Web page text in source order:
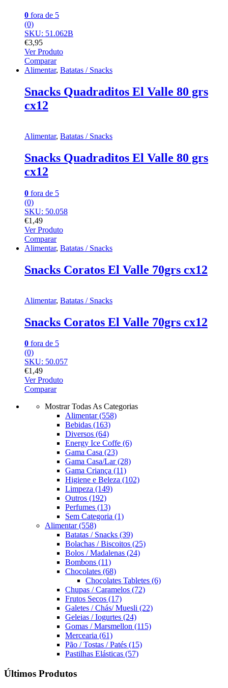
0 fora de 5
(0)
SKU: 51.062B
€3,95
Ver Produto
Comparar
Alimentar, Batatas / Snacks
Snacks Quadraditos El Valle 80 grs
cx12
Alimentar, Batatas / Snacks
Snacks Quadraditos El Valle 80 grs
cx12
0 fora de 5
(0)
SKU: 50.058
€1,49
Ver Produto
Comparar
Alimentar, Batatas / Snacks
Snacks Coratos El Valle 70grs cx12
Alimentar, Batatas / Snacks
Snacks Coratos El Valle 70grs cx12
0 fora de 5
(0)
SKU: 50.057
€1,49
Ver Produto
Comparar
Mostrar Todas As Categorias
Alimentar(558)
Bebidas (163)
Diversos (64)
Energy Ice Coffe (6)
Gama Casa (23)
Gama Casa/Lar(28)
Gama Criança (11)
Higiene e Beleza (102)
Limpeza (149)
Outros (192)
Perfumes (13)
Sem Categoria (1)
Alimentar(558)
Batatas / Snacks (39)
Bolachas / Biscoitos (25)
Bolos / Madalenas (24)
Bombons (11)
Chocolates (68)
Chocolates Tabletes (6)
Chupas / Caramelos (72)
Frutos Secos (17)
Galetes / Chás/ Muesli (22)
Geleias / Iogurtes (24)
Gomas / Marsmellon (115)
Mercearia (61)
Pão / Tostas / Patés (15)
Pastilhas Elásticas (57)
Últimos Produtos